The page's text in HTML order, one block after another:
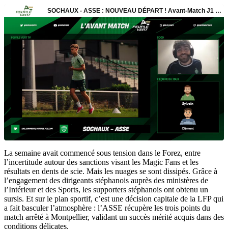
La semaine avait commencé sous tension dans le Forez, entre
l’incertitude autour des sanctions visant les Magic Fans et les
résultats en dents de scie. Mais les nuages se sont dissipés. Grâce à
l’engagement des dirigeants stéphanois auprès des ministères de
l’Intérieur et des Sports, les supporters stéphanois ont obtenu un
sursis. Et sur le plan sportif, c’est une décision capitale de la LFP qui
a fait basculer l’atmosphère : l’ASSE récupère les trois points du
match arrêté à Montpellier, validant un succès mérité acquis dans des
conditions délicates.